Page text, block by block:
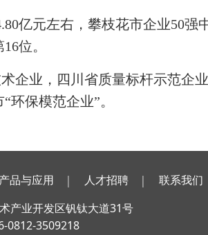
亿元左右，攀枝花市企业50强
位。
企业，四川省质量标杆示范企
环保模范企业”。
产品与应用 人才招聘
联系我们
产业开发区钒钛大道31号
0812-3509218